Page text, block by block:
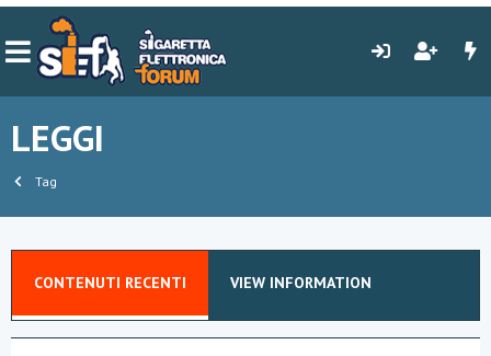
LEGGI
Tag
CONTENUTI RECENTI VIEW INFORMATION